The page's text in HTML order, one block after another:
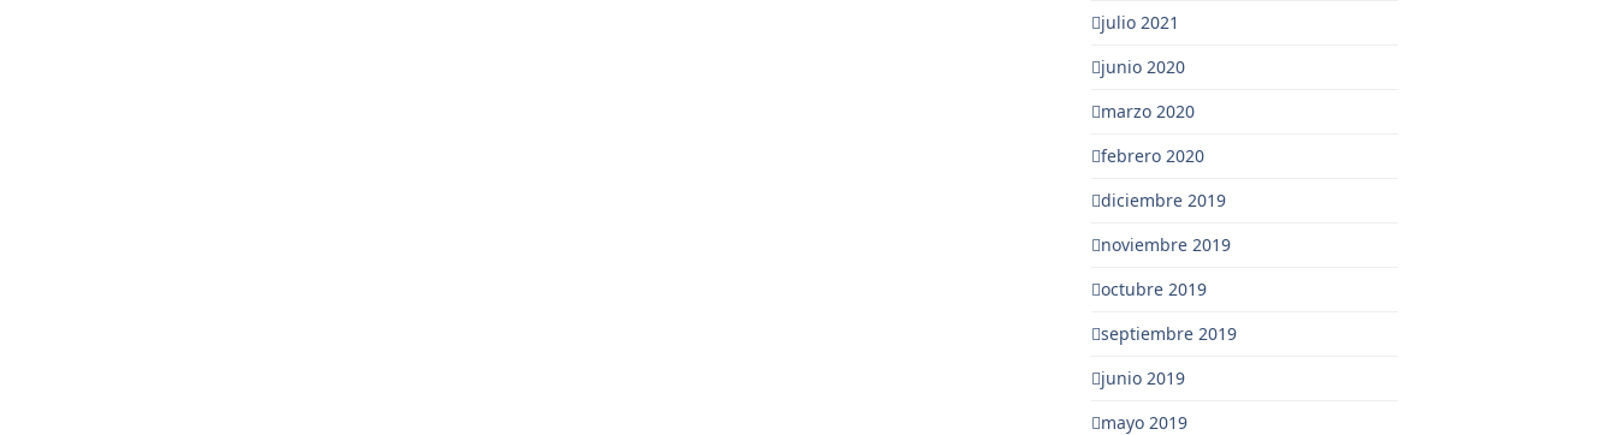
julio 2021
junio 2020
marzo 2020
febrero 2020
diciembre 2019
noviembre 2019
octubre 2019
septiembre 2019
junio 2019
mayo 2019